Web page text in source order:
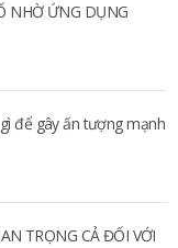
NHỜ ỨNG DỤNG
để gây ấn tượng mạnh
TRỌNG CẢ ĐỐI VỚI